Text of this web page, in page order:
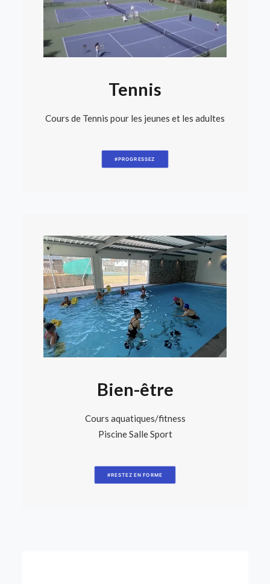
Tennis
Cours de Tennis pour les jeunes et les adultes
#PROGRESSEZ
Bien-être
Cours aquatiques/fitness
Piscine Salle Sport
#RESTEZ EN FORME